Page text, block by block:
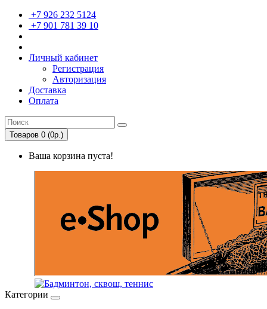
+7 926 232 5124
+7 901 781 39 10
Личный кабинет
Регистрация
Авторизация
Доставка
Оплата
Товаров 0 (0р.)
Ваша корзина пуста!
Категории